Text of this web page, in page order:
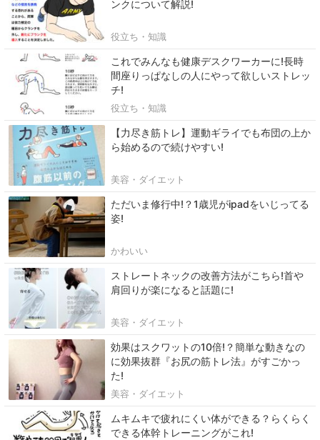
ンクについて解説!
役立ち・知識
これでみんなも健康デスクワーカーに!長時
間座りっぱなしの人にやって欲しいストレッ
チ!
役立ち・知識
【力尽き筋トレ】運動ギライでも布団の上か
ら始めるので続けやすい!
美容・ダイエット
ただいま修行中!？1歳児がipadをいじってる
姿!
かわいい
ストレートネックの改善方法がこちら!首や
肩回りが楽になると話題に!
美容・ダイエット
効果はスクワットの10倍!？簡単な動きなの
に効果抜群『お尻の筋トレ法』がすごかっ
た!
美容・ダイエット
ムキムキで疲れにくい体ができる？らくらく
できる体幹トレーニングがこれ!